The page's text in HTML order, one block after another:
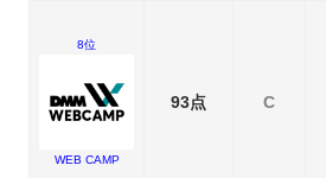
8位
WEB CAMP
93点 C